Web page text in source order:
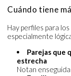
Cuándo tiene
Hay perfiles para
especialmente
Parejas que
estrecha
Notan